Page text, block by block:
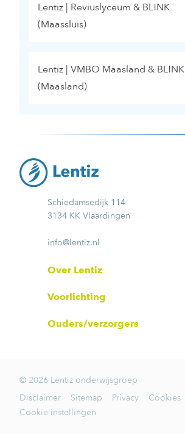
Lentiz | Reviuslyceum & BL!NK
(Maassluis)
Lentiz | VMBO Maasland & BL!NK
(Maasland)
Schiedamsedijk 114
3134 KK Vlaardingen
info@lentiz.nl
Over Lentiz
Voorlichting
Ouders/verzorgers
© 2026 Lentiz onderwijsgroep
Disclaimer
Sitemap Privacy
Cookies
Cookie instellingen